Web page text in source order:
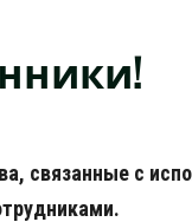
связанные с